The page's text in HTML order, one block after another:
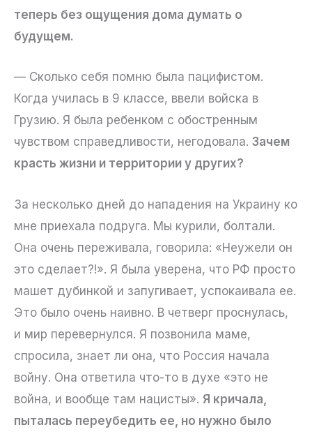
теперь без ощущения дома думать о
будущем.
— Сколько себя помню была пацифистом.
Когда училась в 9 классе, ввели войска в
Грузию. Я была ребенком с обостренным
чувством справедливости, негодовала. Зачем
красть жизни и территории у других?
За несколько дней до нападения на Украину ко
мне приехала подруга. Мы курили, болтали.
Она очень переживала, говорила: «Неужели он
это сделает?!». Я была уверена, что РФ просто
машет дубинкой и запугивает, успокаивала ее.
Это было очень наивно. В четверг проснулась,
и мир перевернулся. Я позвонила маме,
спросила, знает ли она, что Россия начала
войну. Она ответила что-то в духе «это не
война, и вообще там нацисты». Я кричала,
пыталась переубедить ее, но нужно было